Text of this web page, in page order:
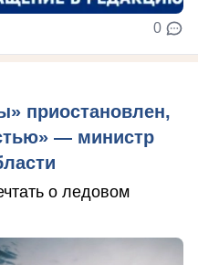
0
приостановлен,
— министр
о ледовом